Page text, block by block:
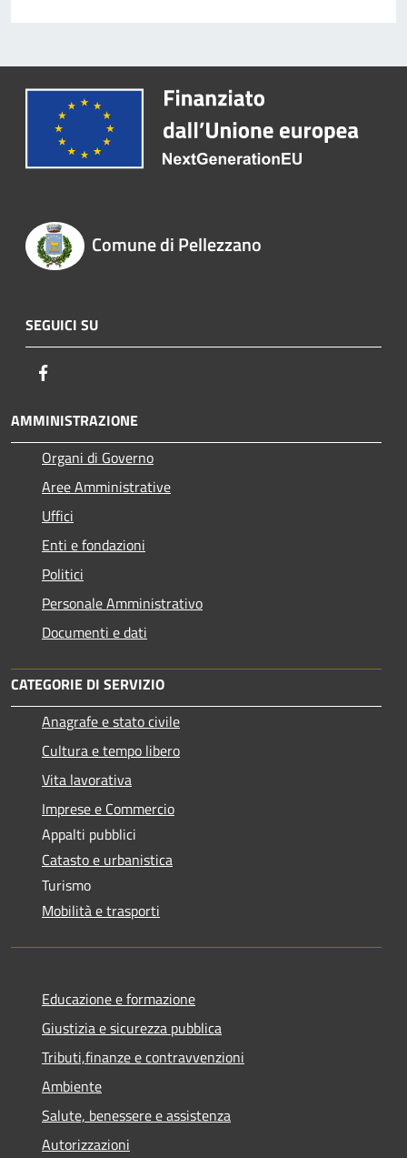
Comune di Pellezzano
SEGUICI SU
AMMINISTRAZIONE
Organi di Governo
Aree Amministrative
Uffici
Enti e fondazioni
Politici
Personale Amministrativo
Documenti e dati
CATEGORIE DI SERVIZIO
Anagrafe e stato civile
Cultura e tempo libero
Vita lavorativa
Imprese e Commercio
Appalti pubblici
Catasto e urbanistica
Turismo
Mobilità e trasporti
Educazione e formazione
Giustizia e sicurezza pubblica
Tributi,finanze e contravvenzioni
Ambiente
Salute, benessere e assistenza
Autorizzazioni